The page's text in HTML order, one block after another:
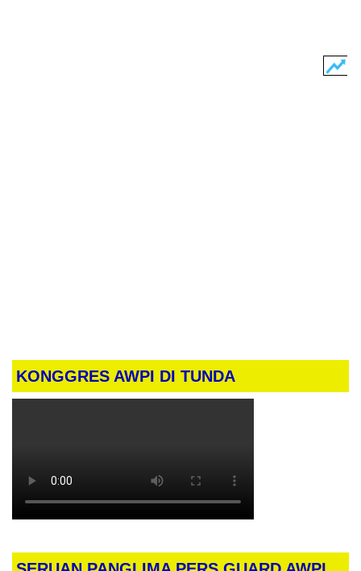
KONGGRES AWPI DI TUNDA